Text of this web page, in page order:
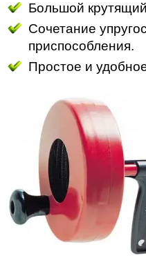
Большой
Сочетание
приспособления.
Простое и